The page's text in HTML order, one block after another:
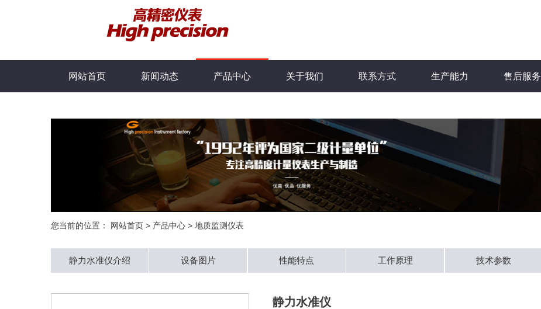
网站首页 新闻动态 产品中心 关于我们 联系方式 生产能力 售后服务
您当前的位置： 网站首页 > 产品中心 > 地质监测仪表
静力水准仪介绍 设备图片 性能特点 工作原理 技术参数
静力水准仪